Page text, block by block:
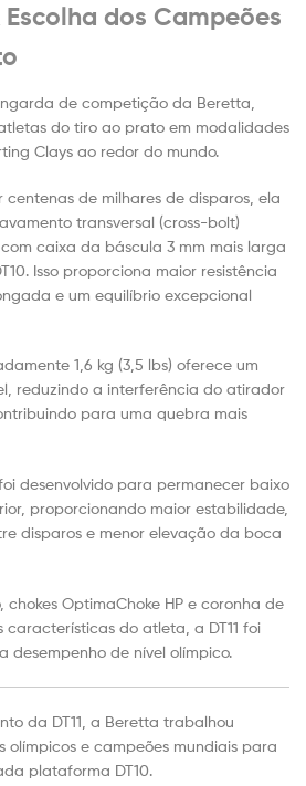
Escolha dos Campeões
de competição da Beretta,
do tiro ao prato em modalidades
Clays ao redor do mundo.
de milhares de disparos, ela
transversal (cross-bolt)
caixa da báscula 3 mm mais larga
Isso proporciona maior resistência
e um equilíbrio excepcional
1,6 kg (3,5 lbs) oferece um
reduzindo a interferência do atirador
para uma quebra mais
desenvolvido para permanecer baixo
proporcionando maior estabilidade,
disparos e menor elevação da boca
chokes OptimaChoke HP e coronha de
do atleta, a DT11 foi
desempenho de nível olímpico.
da DT11, a Beretta trabalhou
e campeões mundiais para
plataforma DT10.